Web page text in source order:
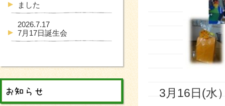
3月16日(水
ました
2026.7.17
7月17日誕生会